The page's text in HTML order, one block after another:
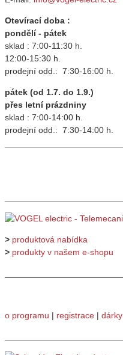
Otevírací doba :
pondělí - pátek
sklad : 7:00-11:30 h.
12:00-15:30 h.
prodejní odd.: 7:30-16:00 h.
pátek (od 1.7. do 1.9.)
přes letní prázdniny
sklad : 7:00-14:00 h.
prodejní odd.: 7:30-14:00 h.
> produktová nabídka
> produkty v našem e-shopu
o programu | registrace | dárky